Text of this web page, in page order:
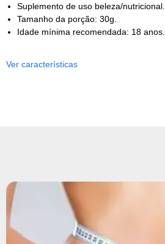
Suplemento de uso beleza/nutricional.
Tamanho da porção: 30g.
Idade mínima recomendada: 18 anos.
Ver características